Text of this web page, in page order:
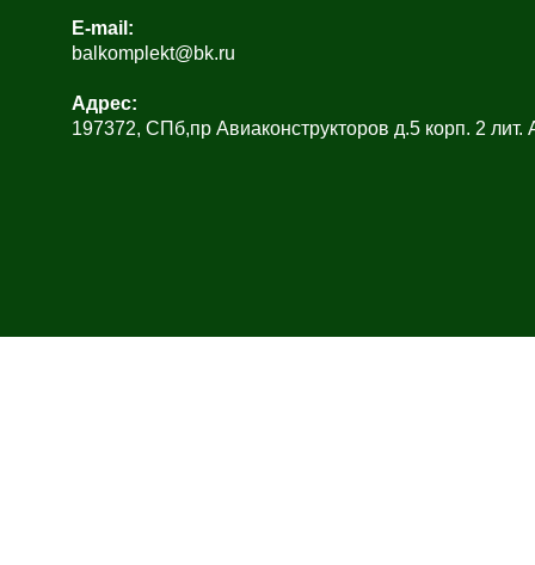
E-mail:
balkomplekt@bk.ru
Адрес:
197372, СПб,пр Авиаконструкторов д.5 корп. 2 лит.